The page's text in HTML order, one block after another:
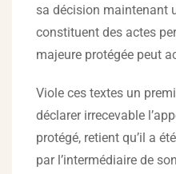
sa décision maintenant
constituent des actes
majeure protégée peut
Viole ces textes un
déclarer irrecevable
protégé, retient qu’il a
par l’intermédiaire de